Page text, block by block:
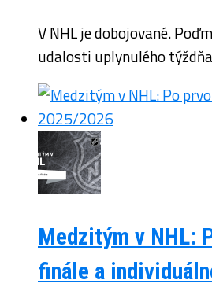
V NHL je dobojované.
udalosti uplynulého
Medzitým v NHL:
finále a